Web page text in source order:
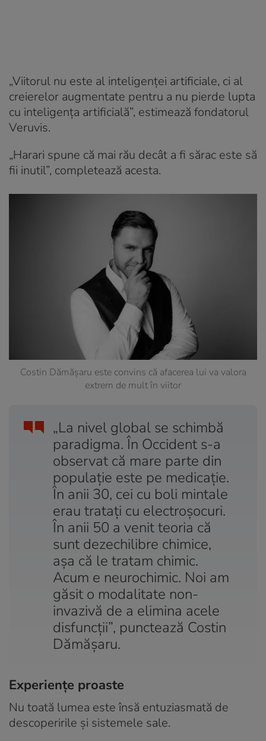
„Viitorul nu este al inteligenței artificiale, ci al
creierelor augmentate pentru a nu pierde lupta
cu inteligența artificială”, estimează fondatorul
Veruvis.
„Harari spune că mai rău decât a fi sărac este să
fii inutil”, completează acesta.
Costin Dămășaru este convins că afacerea lui va valora
extrem de mult în viitor
„La nivel global se schimbă
paradigma. În Occident s-a
observat că mare parte din
populație este pe medicație.
În anii 30, cei cu boli mintale
erau tratați cu electroșocuri.
În anii 50 a venit teoria că
sunt dezechilibre chimice,
așa că le tratam chimic.
Acum e neurochimic. Noi am
găsit o modalitate non-
invazivă de a elimina acele
disfuncții”, punctează Costin
Dămășaru.
Experiențe proaste
Nu toată lumea este însă entuziasmată de
descoperirile și sistemele sale.